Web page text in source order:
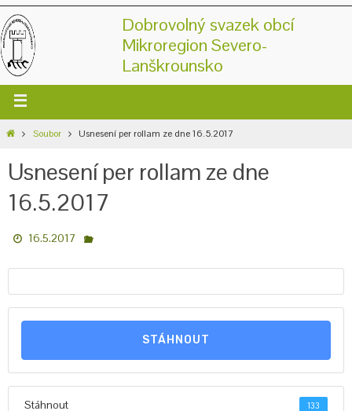
Dobrovolný svazek obcí
Mikroregion Severo-
Lanškrounsko
Soubor Usnesení per rollam ze dne 16.5.2017
Usnesení per rollam ze dne
16.5.2017
16.5.2017
STÁHNOUT
Stáhnout 133